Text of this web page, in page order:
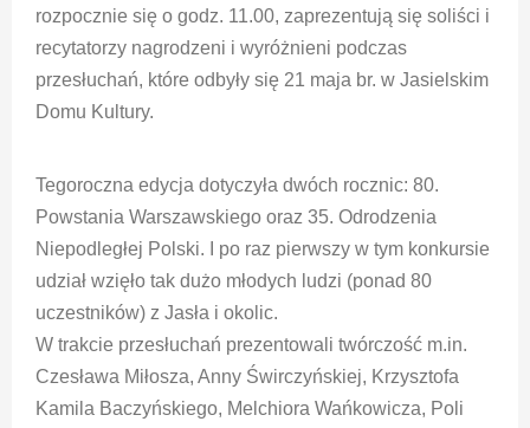
rozpocznie się o godz. 11.00, zaprezentują się soliści i
recytatorzy nagrodzeni i wyróżnieni podczas
przesłuchań, które odbyły się 21 maja br. w Jasielskim
Domu Kultury.
Tegoroczna edycja dotyczyła dwóch rocznic: 80.
Powstania Warszawskiego oraz 35. Odrodzenia
Niepodległej Polski. I po raz pierwszy w tym konkursie
udział wzięło tak dużo młodych ludzi (ponad 80
uczestników) z Jasła i okolic.
W trakcie przesłuchań prezentowali twórczość m.in.
Czesława Miłosza, Anny Świrczyńskiej, Krzysztofa
Kamila Baczyńskiego, Melchiora Wańkowicza, Poli